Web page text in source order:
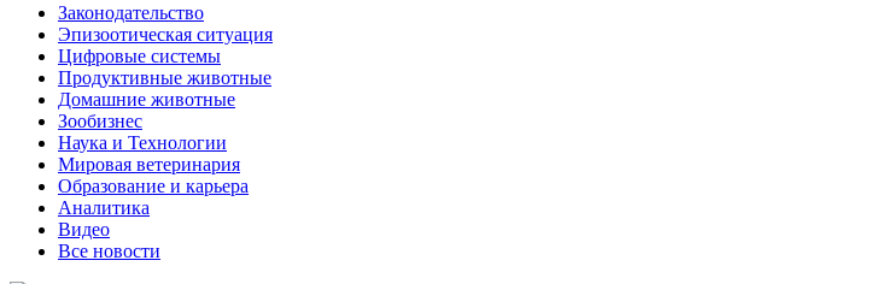
Законодательство
Эпизоотическая ситуация
Цифровые системы
Продуктивные животные
Домашние животные
Зообизнес
Наука и Технологии
Мировая ветеринария
Образование и карьера
Аналитика
Видео
Все новости